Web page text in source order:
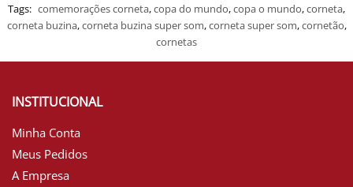
Tags: comemorações corneta,copa do mundo,copa o mundo,corneta,
corneta buzina,corneta buzina super som,corneta super som,cornetão,
cornetas
INSTITUCIONAL
Minha Conta
Meus Pedidos
A Empresa